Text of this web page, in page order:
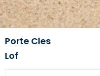
Porte Cles
Lof